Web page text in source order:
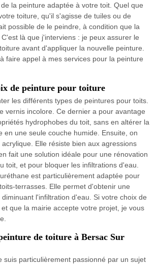
la peinture adaptée à votre toit. Quel que
toiture, qu'il s'agisse de tuiles ou de
possible de le peindre, à condition que la
là que j'interviens : je peux assurer le
avant d'appliquer la nouvelle peinture.
faire appel à mes services pour la peinture
de peinture pour toiture
les différents types de peintures pour toits.
vernis incolore. Ce dernier a pour avantage
hydrophobes du toit, sans en altérer la
en une seule couche humide. Ensuite, on
Elle résiste bien aux agressions
fait une solution idéale pour une rénovation
toit, et pour bloquer les infiltrations d'eau.
est particulièrement adaptée pour
terrasses. Elle permet d'obtenir une
l'infiltration d'eau. Si votre choix de
que la mairie accepte votre projet, je vous
de toiture à Bersac Sur
suis particulièrement passionné par un sujet